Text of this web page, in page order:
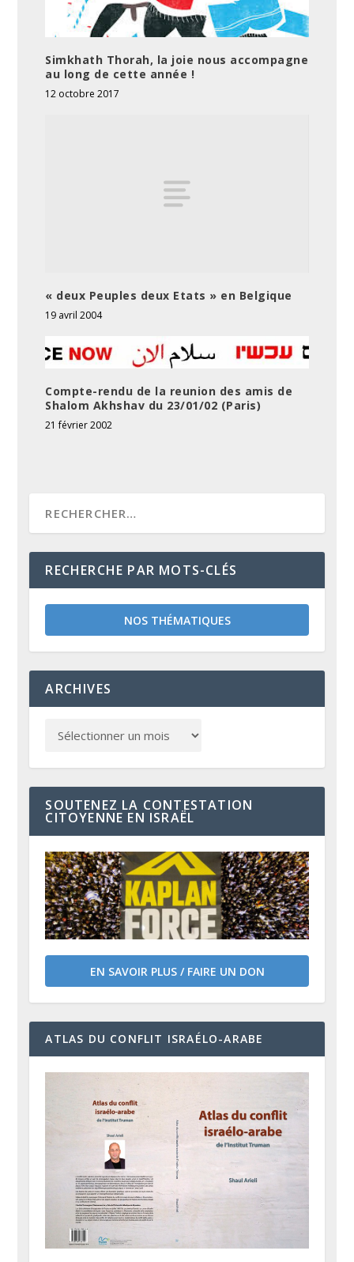
Simkhath Thorah, la joie nous accompagne
au long de cette année !
12 octobre 2017
« deux Peuples deux Etats » en Belgique
19 avril 2004
Compte-rendu de la reunion des amis de
Shalom Akhshav du 23/01/02 (Paris)
21 février 2002
RECHERCHE PAR MOTS-CLÉS
NOS THÉMATIQUES
ARCHIVES
SOUTENEZ LA CONTESTATION
CITOYENNE EN ISRAËL
EN SAVOIR PLUS / FAIRE UN DON
ATLAS DU CONFLIT ISRAÉLO-ARABE